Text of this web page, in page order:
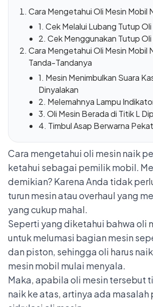
Cara Mengetahui Oli Mesin Mobil
1. Cek Melalui Lubang Tutup Oli
2. Cek Menggunakan Tutup Oli
Cara Mengetahui Oli Mesin Mobil
Tanda-Tandanya
1. Mesin Menimbulkan Suara
Dinyalakan
2. Melemahnya Lampu
3. Oli Mesin Berada di Titik L
4. Timbul Asap Berwarna
Cara mengetahui oli mesin naik
ketahui sebagai pemilik mobil.
demikian? Karena Anda tidak
turun mesin atau overhaul yang
yang cukup mahal.
Seperti yang diketahui bahwa oli
untuk melumasi bagian mesin
dan piston, sehingga oli harus
mesin mobil mulai menyala.
Maka, apabila oli mesin tersebut
naik ke atas, artinya ada